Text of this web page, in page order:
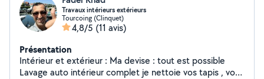
Travaux intérieurs extérieurs
Tourcoing (Clinquet)
4,8/5 (11 avis)
Présentation
Intérieur et extérieur : Ma devise : tout est possible
Lavage auto intérieur complet je nettoie vos tapis , vos